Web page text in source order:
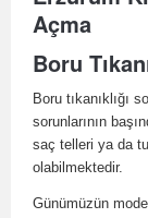
Açma
Boru
Boru tıkanıklığı
sorunlarının
saç telleri ya da
olabilmektedir.
Günümüzün